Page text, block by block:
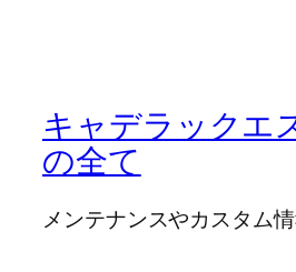
キャデラックエ
の全て
メンテナンスやカスタム